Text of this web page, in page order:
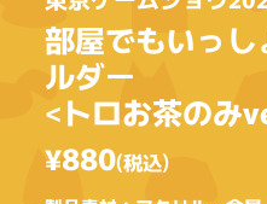
部屋でもいっ
ルダー
<トロお茶のみ
¥880(税込)